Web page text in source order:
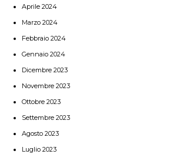
Aprile 2024
Marzo 2024
Febbraio 2024
Gennaio 2024
Dicembre 2023
Novembre 2023
Ottobre 2023
Settembre 2023
Agosto 2023
Luglio 2023